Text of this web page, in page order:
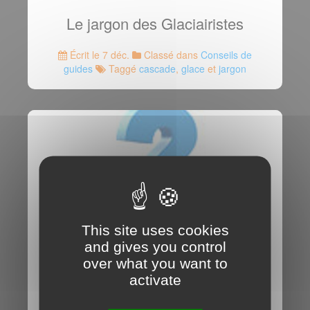
Le jargon des Glaciairistes
Écrit le 7 déc. Classé dans Conseils de
guides
Taggé cascade, glace et jargon
This site uses cookies
and gives you control
over what you want to
activate